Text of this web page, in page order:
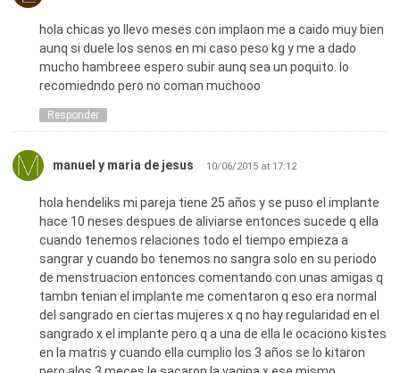
hola chicas yo llevo meses con implaon me a caido muy bien
aunq si duele los senos en mi caso peso kg y me a dado
mucho hambreee espero subir aunq sea un poquito. lo
recomiedndo pero no coman muchooo
Responder
manuel y maria de jesus 10/06/2015 at 17:12
hola hendeliks mi pareja tiene 25 años y se puso el implante
hace 10 neses despues de aliviarse entonces sucede q ella
cuando tenemos relaciones todo el tiempo empieza a
sangrar y cuando bo tenemos no sangra solo en su periodo
de menstruacion entonces comentando con unas amigas q
tambn tenian el implante me comentaron q eso era normal
del sangrado en ciertas mujeres x q no hay regularidad en el
sangrado x el implante pero q a una de ella le ocaciono kistes
en la matris y cuando ella cumplio los 3 años se lo kitaron